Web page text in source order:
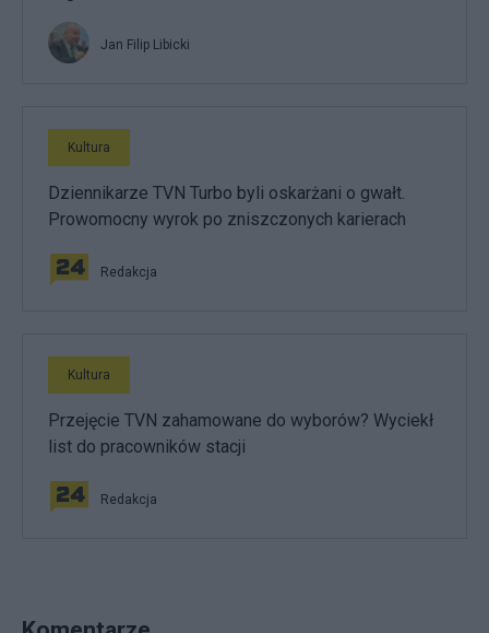
Jan Filip Libicki
Kultura
Dziennikarze TVN Turbo byli oskarżani o gwałt.
Prowomocny wyrok po zniszczonych karierach
Redakcja
Kultura
Przejęcie TVN zahamowane do wyborów? Wyciekł
list do pracowników stacji
Redakcja